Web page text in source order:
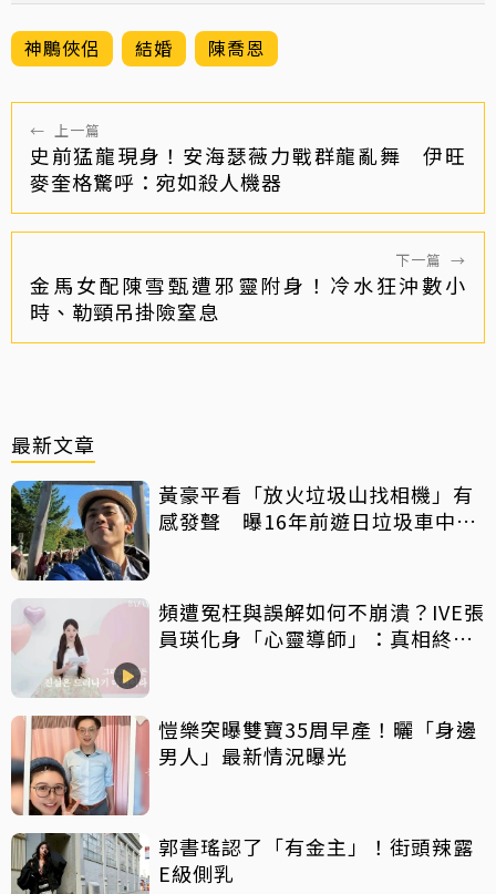
神鵰俠侶 結婚 陳喬恩
← 上一篇
史前猛龍現身！安海瑟薇力戰群龍亂舞 伊旺
麥奎格驚呼：宛如殺人機器
下一篇 →
金馬女配陳雪甄遭邪靈附身！冷水狂沖數小
時、勒頸吊掛險窒息
最新文章
黃豪平看「放火垃圾山找相機」有
感發聲 曝16年前遊日垃圾車中含
頻遭冤枉與誤解如何不崩潰？IVE張
員瑛化身「心靈導師」：真相終會
愷樂突曝雙寶35周早產！曬「身邊
男人」最新情況曝光
郭書瑤認了「有金主」！街頭辣露
E級側乳